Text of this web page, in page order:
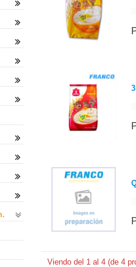
Viendo del 1 al 4 (de 4